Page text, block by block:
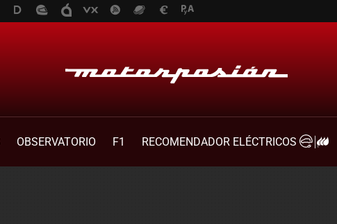
OBSERVATORIO F1
RECOMENDADOR ELÉCTRICOS